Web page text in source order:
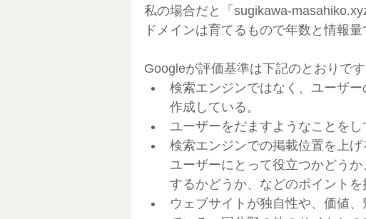
私の場合だと「sugikawa-
ドメインは育てるもので年数と情報
Googleが評価基準は下記のとおりです
検索エンジンではなく、ユーザ
作成している。
ユーザーをだますようなことをし
検索エンジンでの掲載位置を上げ
ユーザーにとって役立つかどう
するかどうか、などのポイントを
ウェブサイトが独自性や、価値